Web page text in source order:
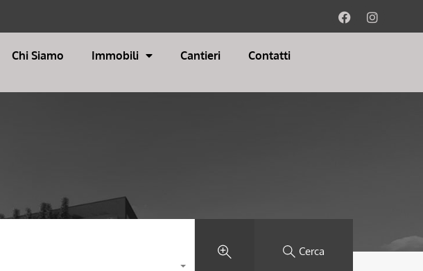
Chi Siamo Immobili Cantieri Contatti
Cerca